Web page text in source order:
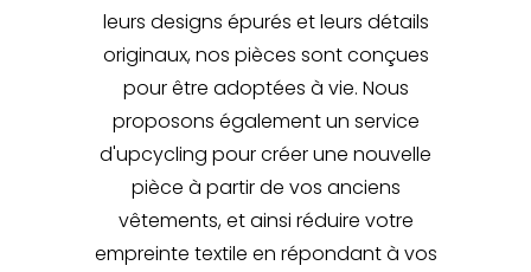
leurs designs épurés et leurs détails
originaux, nos pièces sont conçues
pour être adoptées à vie. Nous
proposons également un service
d'upcycling pour créer une nouvelle
pièce à partir de vos anciens
vêtements, et ainsi réduire votre
empreinte textile en répondant à vos